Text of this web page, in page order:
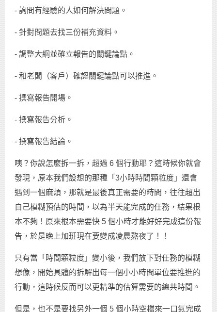
- 詢問有經驗的人如何解決問題。
- 針對問題去找三份補充資料。
- 調整大綱並確立報告的關鍵論點。
- 和老闆（客戶）確認關鍵論點可以推進。
- 撰寫報告開場。
- 撰寫報告分析。
- 撰寫報告結論。
咦？你說怎麼拆一拆，超過 6 個行動耶？這時候你就會
發現，原本我們設想的那種「3小時時間顆粒度」還會
遇到一個麻煩，那就是最後真正需要的時間，往往超出
自己模糊預估的時間，以為半天能完成的任務，結果根
本不夠！原來根本需要快 5 個小時才能好好完成這份報
告，於是晚上加班現在要變成凌晨熬夜了！！
只有當「時間顆粒度」變小後，我們放下對任務的模糊
想像，開始具體的拆解出每一個小小時間單位要推進的
行動，這時候反而可以更精準的估算需要的總共時間。
但是，也不是要找另外一個 5 個小時空檔來一口氣完成